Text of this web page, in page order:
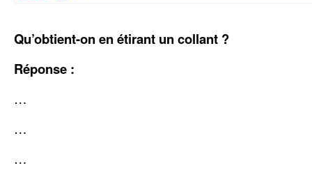
Qu’obtient-on en étirant un collant ?
Réponse :
…
…
…